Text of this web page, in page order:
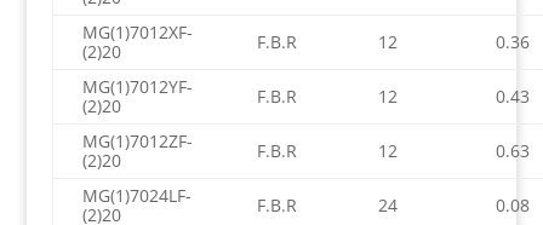
MG(1)7012XF-
(2)20
F.B.R 12
0.36
MG(1)7012YF-
(2)20
F.B.R 12
0.43
MG(1)7012ZF-
(2)20
F.B.R 12
0.63
MG(1)7024LF-
(2)20
F.B.R 24
0.08